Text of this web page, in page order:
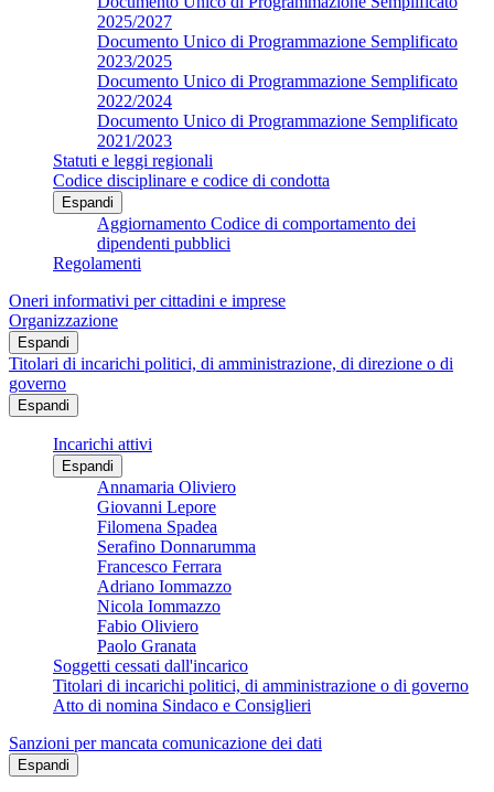
2025/2027
Documento Unico di Programmazione Semplificato
2023/2025
Documento Unico di Programmazione Semplificato
2022/2024
Documento Unico di Programmazione Semplificato
2021/2023
Statuti e leggi regionali
Codice disciplinare e codice di condotta
Espandi
Aggiornamento Codice di comportamento dei
dipendenti pubblici
Regolamenti
Oneri informativi per cittadini e imprese
Organizzazione
Espandi
Titolari di incarichi politici, di amministrazione, di direzione o di
governo
Espandi
Incarichi attivi
Espandi
Annamaria Oliviero
Giovanni Lepore
Filomena Spadea
Serafino Donnarumma
Francesco Ferrara
Adriano Iommazzo
Nicola Iommazzo
Fabio Oliviero
Paolo Granata
Soggetti cessati dall'incarico
Titolari di incarichi politici, di amministrazione o di governo
Atto di nomina Sindaco e Consiglieri
Sanzioni per mancata comunicazione dei dati
Espandi